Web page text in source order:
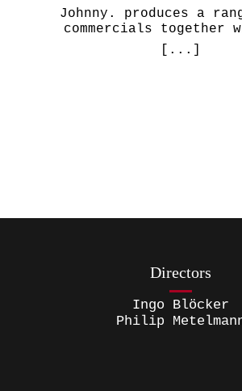
Johnny. produces a
commercials together
[...]
Directors
Ingo Blöcker
Philip